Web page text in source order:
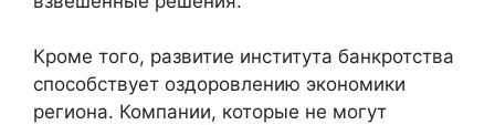
Кроме того, развитие института банкротства
способствует оздоровлению экономики
региона. Компании, которые не могут